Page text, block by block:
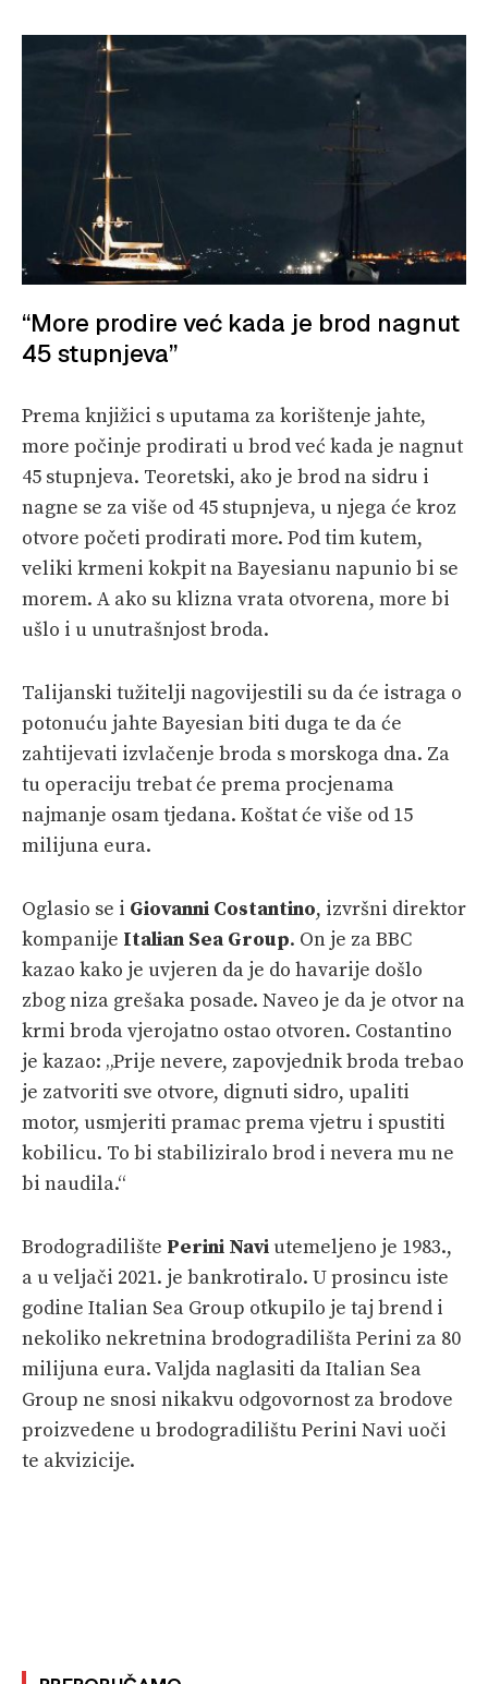
“More prodire već kada je brod nagnut
45 stupnjeva”
Prema knjižici s uputama za korištenje jahte,
more počinje prodirati u brod već kada je nagnut
45 stupnjeva. Teoretski, ako je brod na sidru i
nagne se za više od 45 stupnjeva, u njega će kroz
otvore početi prodirati more. Pod tim kutem,
veliki krmeni kokpit na Bayesianu napunio bi se
morem. A ako su klizna vrata otvorena, more bi
ušlo i u unutrašnjost broda.
Talijanski tužitelji nagovijestili su da će istraga o
potonuću jahte Bayesian biti duga te da će
zahtijevati izvlačenje broda s morskoga dna. Za
tu operaciju trebat će prema procjenama
najmanje osam tjedana. Koštat će više od 15
milijuna eura.
Oglasio se i Giovanni Costantino, izvršni direktor
kompanije Italian Sea Group. On je za BBC
kazao kako je uvjeren da je do havarije došlo
zbog niza grešaka posade. Naveo je da je otvor na
krmi broda vjerojatno ostao otvoren. Costantino
je kazao: „Prije nevere, zapovjednik broda trebao
je zatvoriti sve otvore, dignuti sidro, upaliti
motor, usmjeriti pramac prema vjetru i spustiti
kobilicu. To bi stabiliziralo brod i nevera mu ne
bi naudila.“
Brodogradilište Perini Navi utemeljeno je 1983.,
a u veljači 2021. je bankrotiralo. U prosincu iste
godine Italian Sea Group otkupilo je taj brend i
nekoliko nekretnina brodogradilišta Perini za 80
milijuna eura. Valjda naglasiti da Italian Sea
Group ne snosi nikakvu odgovornost za brodove
proizvedene u brodogradilištu Perini Navi uoči
te akvizicije.